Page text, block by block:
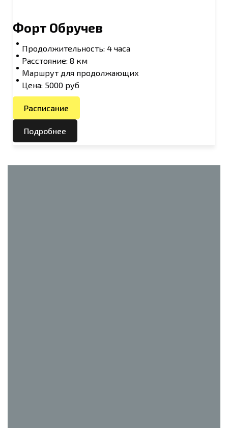
Форт Обручев
Продолжительность: 4 часа
Расстояние: 8 км
Маршрут для продолжающих
Цена: 5000 руб
Расписание
Подробнее